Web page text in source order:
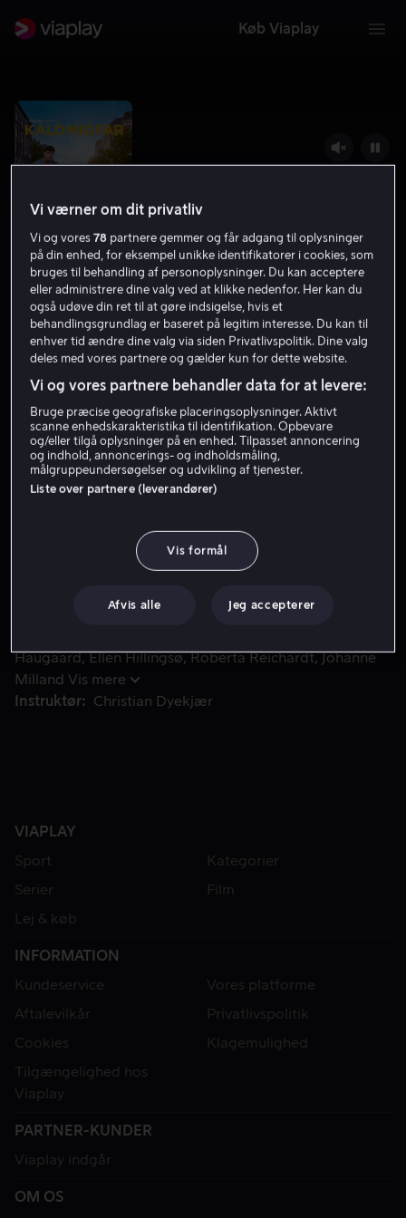
Køb Viaplay
Kald mig far
Drama Komedie 2024 11 år
Få Viaplay
Se trailer
har startet et cateringfirma sammen. Men alt ændrer
sig, da Emil finder ud af, at Viktor er blevet kærester
Haugaard Ellen Hillingsø Roberta Reichardt Johanne
Milland Vis mere
Instruktør
Christian Dyekjær
VIAPLAY
Sport
Kategorier
Serier
Film
Lej & køb
INFORMATION
Kundeservice
Vores platforme
Aftalevilkår
Privatlivspolitik
Cookies
Klagemulighed
Tilgængelighed hos
Viaplay
PARTNER-KUNDER
Viaplay indgår
OM OS
Vi værner om dit privatliv
Vi og vores78 partnere gemmer og får adgang til oplysninger
på din enhed, for eksempel unikke identifikatorer i cookies, som
bruges til behandling af personoplysninger. Du kan acceptere
eller administrere dine valg ved at klikke nedenfor. Her kan du
også udøve din ret til at gøre indsigelse, hvis et
behandlingsgrundlag er baseret på legitim interesse. Du kan til
enhver tid ændre dine valg via siden Privatlivspolitik. Dine valg
deles med vores partnere og gælder kun for dette website.
Vi og vores partnere behandler data for at levere:
Bruge præcise geografiske placeringsoplysninger. Aktivt
scanne enhedskarakteristika til identifikation. Opbevare
og/eller tilgå oplysninger på en enhed. Tilpasset annoncering
og indhold, annoncerings- og indholdsmåling,
målgruppeundersøgelser og udvikling af tjenester.
Liste over partnere (leverandører)
Vis formål
Afvis alle Jeg accepterer